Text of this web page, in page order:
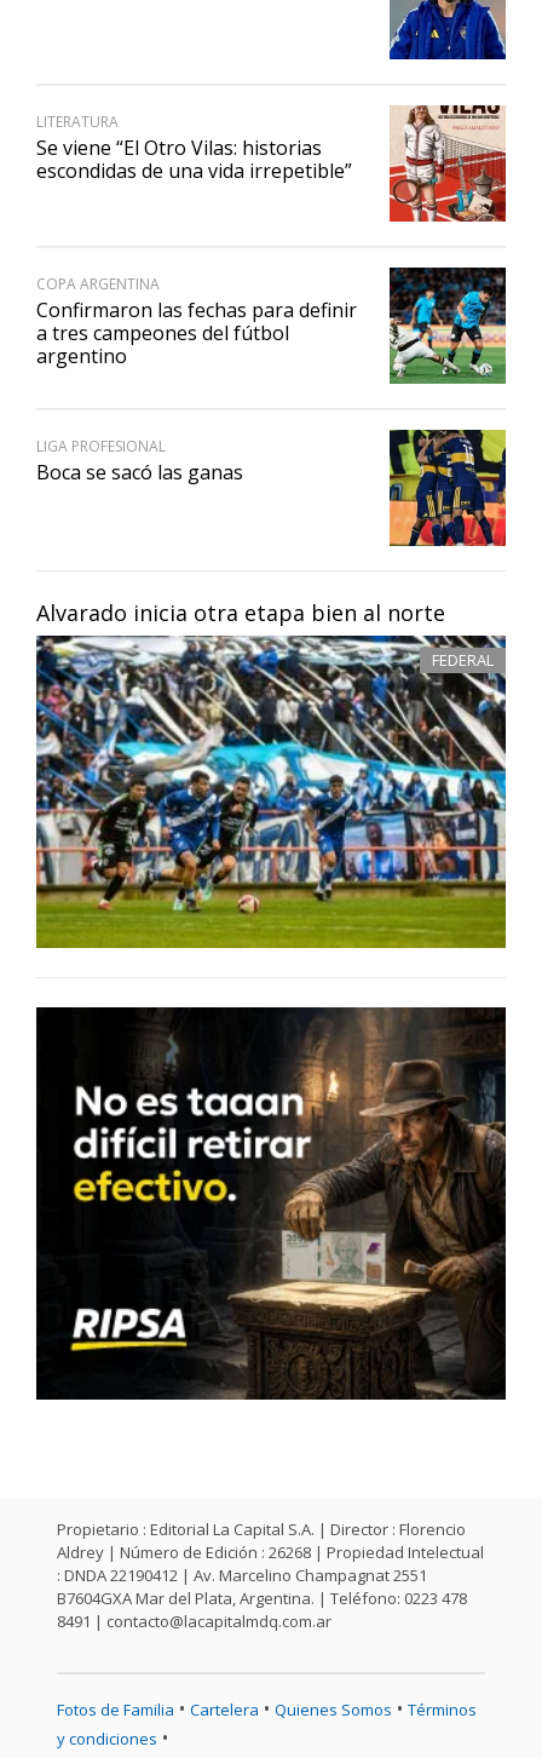
Alvarado inicia otra etapa bien al norte
FEDERAL
LITERATURA
Se viene “El Otro Vilas: historias
escondidas de una vida irrepetible”
COPA ARGENTINA
Confirmaron las fechas para definir
a tres campeones del fútbol
argentino
LIGA PROFESIONAL
Boca se sacó las ganas
Propietario : Editorial La Capital S.A. | Director : Florencio
Aldrey | Número de Edición : 26268 | Propiedad Intelectual
: DNDA 22190412 | Av. Marcelino Champagnat 2551
B7604GXA Mar del Plata, Argentina. | Teléfono: 0223 478
8491 | contacto@lacapitalmdq.com.ar
Fotos de Familia • Cartelera • Quienes Somos • Términos
y condiciones •